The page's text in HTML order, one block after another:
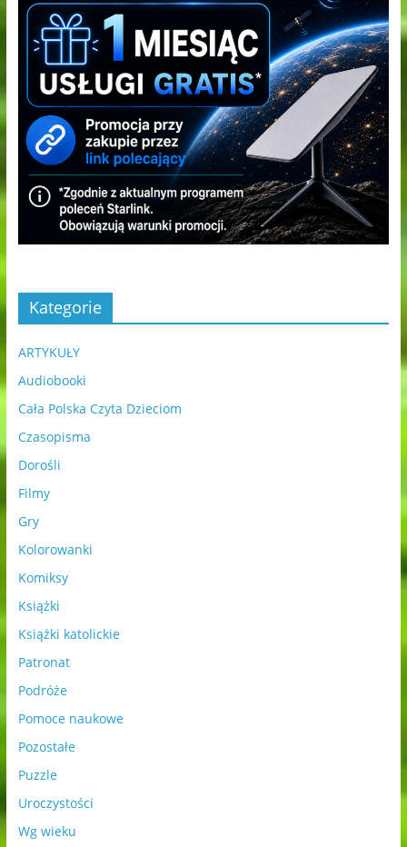
Kategorie
ARTYKUŁY
Audiobooki
Cała Polska Czyta Dzieciom
Czasopisma
Dorośli
Filmy
Gry
Kolorowanki
Komiksy
Książki
Książki katolickie
Patronat
Podróże
Pomoce naukowe
Pozostałe
Puzzle
Uroczystości
Wg wieku